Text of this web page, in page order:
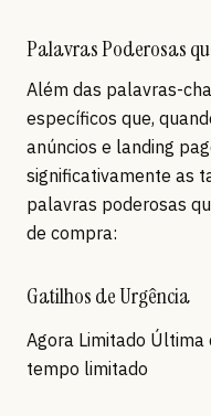
Palavras Poderosas
Além das palavras-
específicos que,
anúncios e landing
significativamente as
palavras poderosas
de compra:
Gatilhos de Urgência
Agora Limitado
tempo limitado